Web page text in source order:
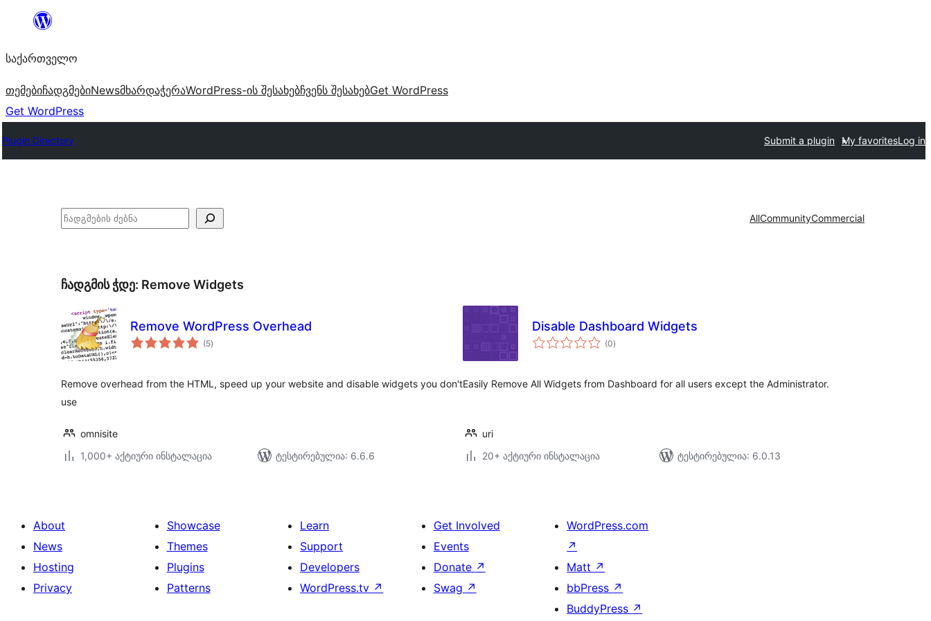
შიგთავსზე
საქართველო
თემებიჩადგმებიNewsმხარდაჭერაWordPress-ის შესახებჩვენს შესახებGet WordPress
Get WordPress
Plugin Directory Submit a plugin My favoritesLog in
ძებნა AllCommunityCommercial
ჩადგმის ჭდე: Remove Widgets
Remove WordPress Overhead
(5საერთო
რეიტინგი
)
Remove overhead from the HTML, speed up your website and disable widgets you don't
use
omnisite
1,000+ აქტიური ინსტალაცია
ტესტირებულია: 6.6.6
Disable Dashboard Widgets
(0საერთო
რეიტინგი
)
Easily Remove All Widgets from Dashboard for all users except the Administrator.
uri
20+ აქტიური ინსტალაცია
ტესტირებულია: 6.0.13
About
News
Hosting
Privacy
Showcase
Themes
Plugins
Patterns
Learn
Support
Developers
WordPress.tv ↗
Get Involved
Events
Donate ↗
Swag ↗
WordPress.com
↗
Matt ↗
bbPress ↗
BuddyPress ↗